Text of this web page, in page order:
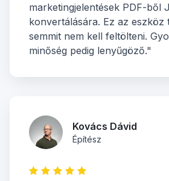
marketingjelentések PDF-ből
konvertálására. Ez az eszköz
semmit nem kell feltölteni.
minőség pedig lenyűgöző."
Kovács Dávid
Építész